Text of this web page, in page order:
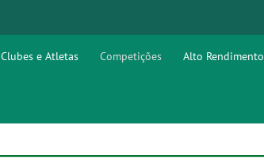
Clubes e Atletas Competições Alto Rendimento